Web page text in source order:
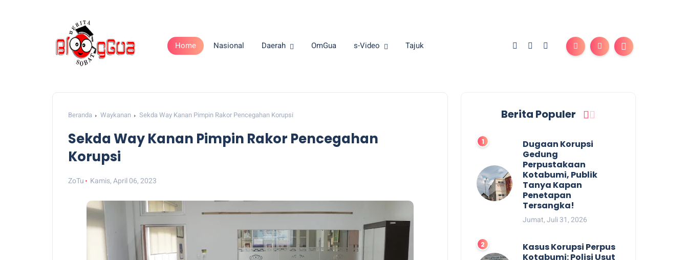
Home Nasional Daerah OmGua s-Video Tajuk
Beranda Waykanan Sekda Way Kanan Pimpin Rakor Pencegahan Korupsi
Sekda Way Kanan Pimpin Rakor Pencegahan
Korupsi
ZoTu Kamis, April 06, 2023
Berita Populer
Dugaan Korupsi
Gedung
Perpustakaan
Kotabumi, Publik
Tanya Kapan
Penetapan
Tersangka!
Jumat, Juli 31, 2026
Kasus Korupsi Perpus
Kotabumi: Polisi Usut